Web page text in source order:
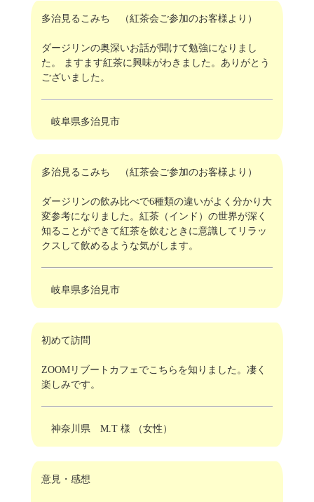
多治見るこみち （紅茶会ご参加のお客様より）
ダージリンの奥深いお話が聞けて勉強になりまし
た。 ますます紅茶に興味がわきました。ありがとう
ございました。
岐阜県多治見市
多治見るこみち （紅茶会ご参加のお客様より）
ダージリンの飲み比べで6種類の違いがよく分かり大
変参考になりました。紅茶（インド）の世界が深く
知ることができて紅茶を飲むときに意識してリラッ
クスして飲めるような気がします。
岐阜県多治見市
初めて訪問
ZOOMリブートカフェでこちらを知りました。凄く
楽しみです。
神奈川県 M.T 様 （女性）
意見・感想